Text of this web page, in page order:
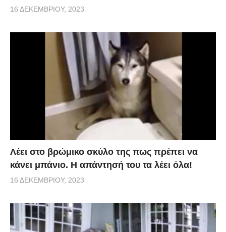
16 ΔΕΚΕΜΒΡΊΟΥ, 2023
Λέει στο βρώμικο σκύλο της πως πρέπει να
κάνει μπάνιο. Η απάντησή του τα λέει όλα!
16 ΔΕΚΕΜΒΡΊΟΥ, 2023